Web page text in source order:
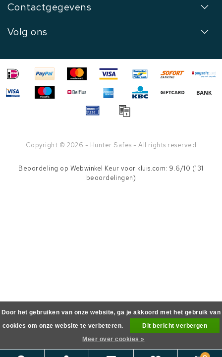
Contactgegevens
Volg ons
Copyright © 2026 - Hunter Safes - All rights reserved
Beoordeling op Webwinkel Keur voor kluis.com: 9.6/10 (131
beoordelingen)
Door het gebruiken van onze website, ga je akkoord met het gebruik van
cookies om onze website te verbeteren.
Dit bericht verbergen
Meer over cookies »